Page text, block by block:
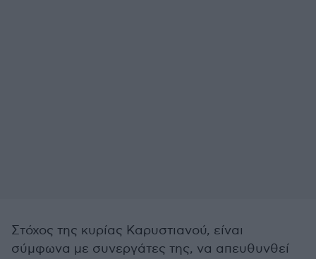
Στόχος της κυρίας Καρυστιανού, είναι
σύμφωνα με συνεργάτες της, να απευθυνθεί